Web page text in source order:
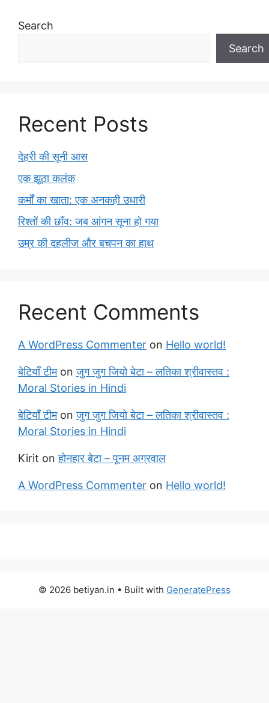
Search
Search
Recent Posts
देहरी की सूनी आस
एक झूठा कलंक
कर्मों का खाता: एक अनकही उधारी
रिश्तों की छाँव: जब आंगन सूना हो गया
उम्र की दहलीज और बचपन का हाथ
Recent Comments
A WordPress Commenter on Hello world!
बेटियाँ टीमonजुग जुग जियो बेटा – लतिका श्रीवास्तव :
Moral Stories in Hindi
बेटियाँ टीमonजुग जुग जियो बेटा – लतिका श्रीवास्तव :
Moral Stories in Hindi
Kirit onहोनहार बेटा – पूनम अग्रवाल
A WordPress Commenter on Hello world!
© 2026 betiyan.in • Built with GeneratePress